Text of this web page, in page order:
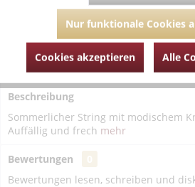
Beschreibung
Sommerlicher String mit modischem
Auffällig und frech mehr
Bewertungen
Bewertungen lesen, schreiben und
Nur funktionale Cookies
Cookies akzeptieren Alle